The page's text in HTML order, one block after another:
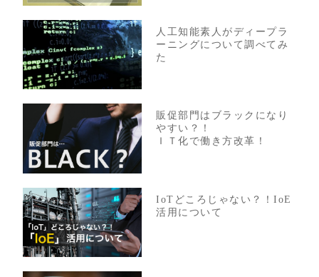
人工知能素人がディープラ
ーニングについて調べてみ
た
販促部門はブラックになり
やすい？！
ＩＴ化で働き方改革！
IoTどころじゃない？！IoE
活用について